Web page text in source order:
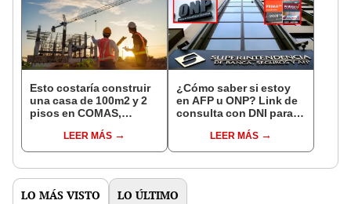
Esto costaría construir
una casa de 100m2 y 2
pisos en COMAS,
distritos de LIMA
NORTE
LEER MÁS
¿Cómo saber si estoy
en AFP u ONP? Link de
consulta con DNI para
pensiones estás
LEER MÁS
LO MÁS VISTO LO ÚLTIMO